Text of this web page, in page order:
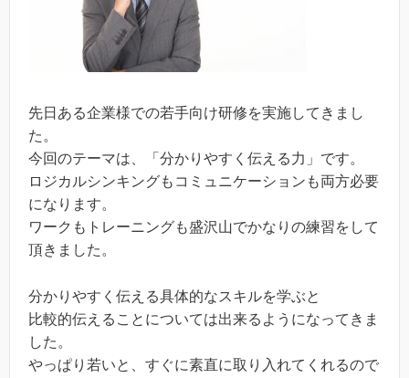
先日ある企業様での若手向け研修を実施してきまし
た。
今回のテーマは、「分かりやすく伝える力」です。
ロジカルシンキングもコミュニケーションも両方必要
になります。
ワークもトレーニングも盛沢山でかなりの練習をして
頂きました。
分かりやすく伝える具体的なスキルを学ぶと
比較的伝えることについては出来るようになってきま
した。
やっぱり若いと、すぐに素直に取り入れてくれるので